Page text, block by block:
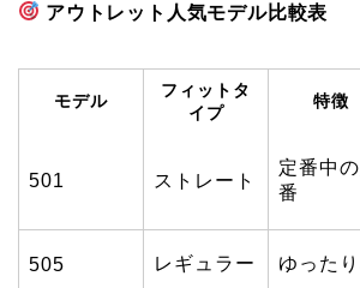
アウトレット人気モデル比較表
モデル
フィットタ
イプ
特徴
501 ストレート
定番中
番
505 レギュラー ゆった